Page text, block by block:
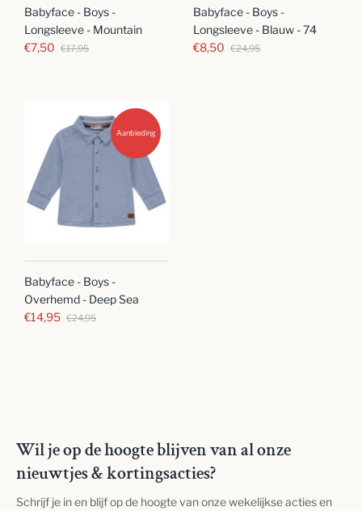
Babyface - Boys -
Longsleeve - Mountain
€7,50 €17,95
Babyface - Boys -
Longsleeve - Blauw - 74
€8,50 €24,95
Aanbieding
Babyface - Boys -
Overhemd - Deep Sea
€14,95 €24,95
Wil je op de hoogte blijven van al onze
nieuwtjes & kortingsacties?
Schrijf je in en blijf op de hoogte van onze wekelijkse acties en